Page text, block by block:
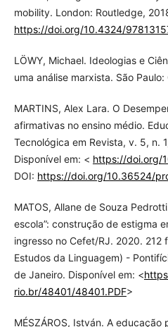
mobility. London: Routledge,
https://doi.org/10.4324/
LÖWY, Michael. Ideologias e
uma análise marxista. São
MARTINS, Alex Lara. O
afirmativas no ensino médio.
Tecnológica em Revista, v. 5, n.
Disponível em: < https://doi.org/
DOI: https://doi.org/10.36524/
MATOS, Allane de Souza
escola”: construção de estigma
ingresso no Cefet/RJ. 2020. 212
Estudos da Linguagem) -
de Janeiro. Disponível em: <
rio.br/48401/48401.PDF>
MÉSZÁROS, István. A